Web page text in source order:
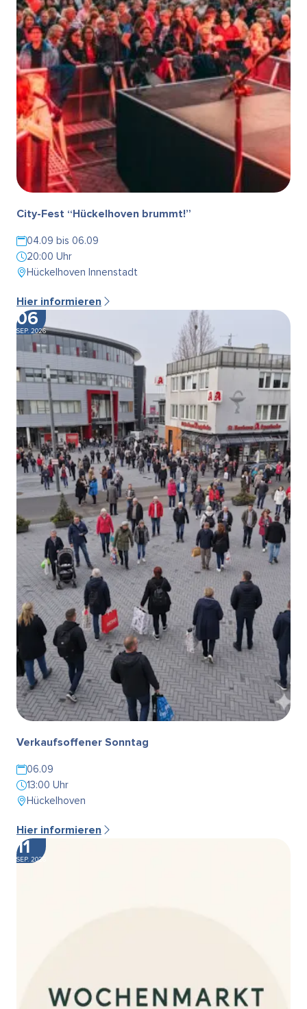
City-Fest “Hückelhoven brummt!”
04.09 bis 06.09
20:00 Uhr
Hückelhoven Innenstadt
Hier informieren
06
SEP. 2026
Verkaufsoffener Sonntag
06.09
13:00 Uhr
Hückelhoven
Hier informieren
11
SEP. 2026